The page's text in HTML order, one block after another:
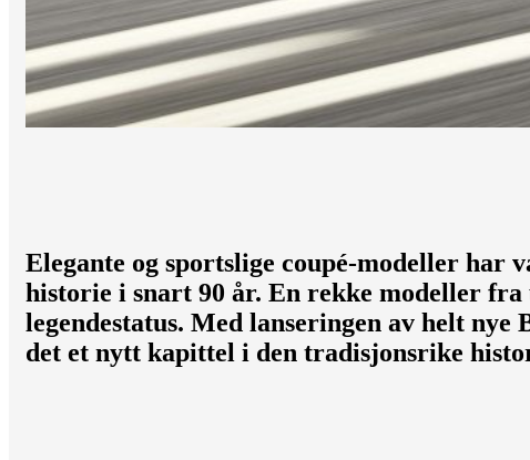
Elegante og sportslige coupé-modeller har
historie i snart 90 år. En rekke modeller
legendestatus. Med lanseringen av helt nye
det et nytt kapittel i den tradisjonsrike